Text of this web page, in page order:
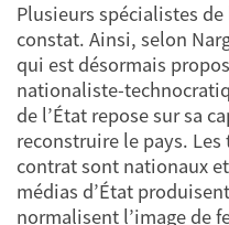
Plusieurs spécialistes
constat. Ainsi, selon
qui est désormais
nationaliste-
de l’État repose sur sa
reconstruire le pays. Les
contrat sont nationaux
médias d’État
normalisent l’image de